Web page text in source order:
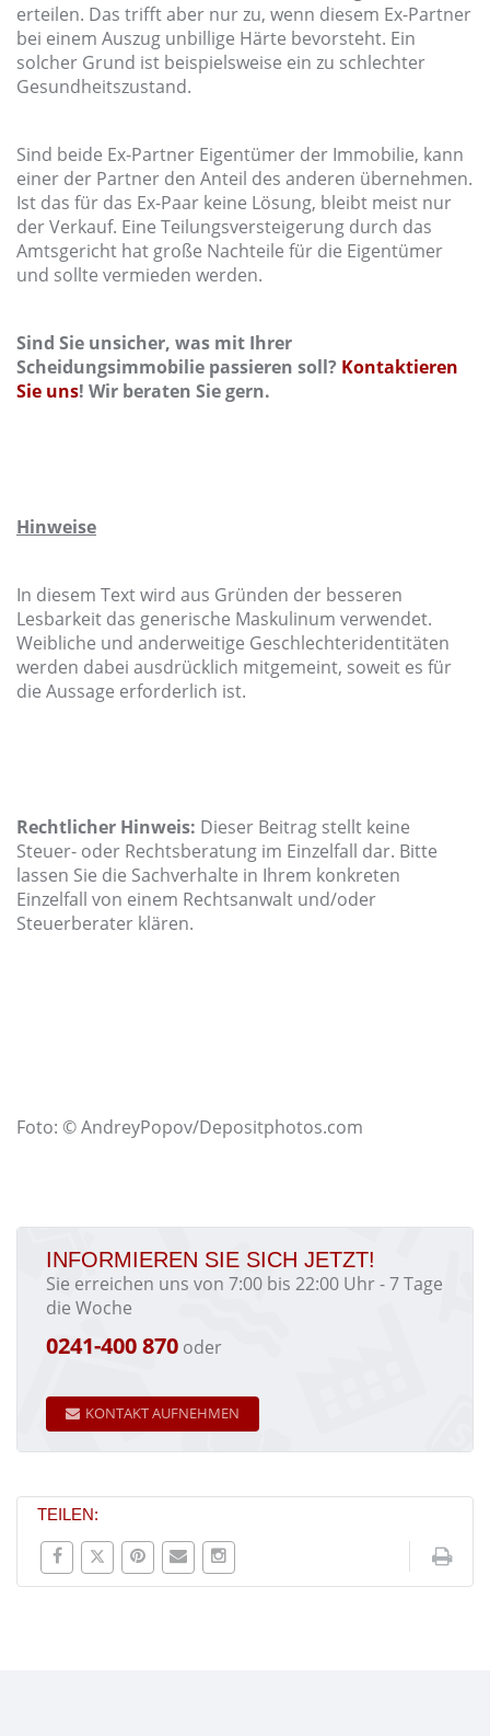
erteilen. Das trifft aber nur zu, wenn diesem Ex-Partner
bei einem Auszug unbillige Härte bevorsteht. Ein
solcher Grund ist beispielsweise ein zu schlechter
Gesundheitszustand.
Sind beide Ex-Partner Eigentümer der Immobilie, kann
einer der Partner den Anteil des anderen übernehmen.
Ist das für das Ex-Paar keine Lösung, bleibt meist nur
der Verkauf. Eine Teilungsversteigerung durch das
Amtsgericht hat große Nachteile für die Eigentümer
und sollte vermieden werden.
Sind Sie unsicher, was mit Ihrer
Scheidungsimmobilie passieren soll? Kontaktieren
Sie uns! Wir beraten Sie gern.
Hinweise
In diesem Text wird aus Gründen der besseren
Lesbarkeit das generische Maskulinum verwendet.
Weibliche und anderweitige Geschlechteridentitäten
werden dabei ausdrücklich mitgemeint, soweit es für
die Aussage erforderlich ist.
Rechtlicher Hinweis: Dieser Beitrag stellt keine
Steuer- oder Rechtsberatung im Einzelfall dar. Bitte
lassen Sie die Sachverhalte in Ihrem konkreten
Einzelfall von einem Rechtsanwalt und/oder
Steuerberater klären.
Foto: © AndreyPopov/Depositphotos.com
INFORMIEREN SIE SICH JETZT!
Sie erreichen uns von 7:00 bis 22:00 Uhr - 7 Tage
die Woche
0241-400 870 oder
KONTAKT AUFNEHMEN
TEILEN: